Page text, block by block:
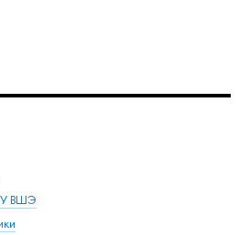
ВШЭ